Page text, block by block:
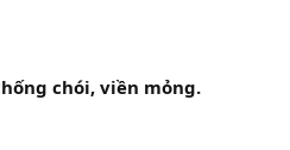
chói, viền mỏng.